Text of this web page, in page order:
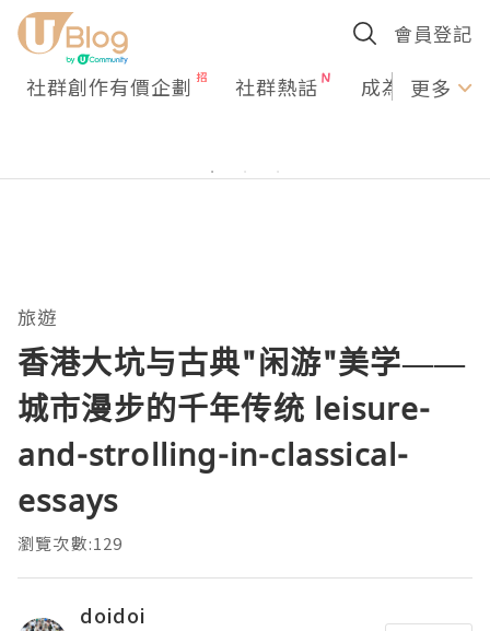
會員登記
社群創作有價企劃 社群熱話 成為U更多
旅遊
香港大坑与古典"闲游"美学——
城市漫步的千年传统 leisure-
and-strolling-in-classical-
essays
瀏覽次數:129
doidoi